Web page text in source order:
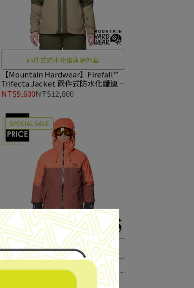
兩件式防水化纖連帽外套
【Mountain Hardwear】Firefall™
Trifecta Jacket 兩件式防水化纖連帽
外套 女款 深松綠/滑坡青 #2134751
NT$9,600NT$12,800
SPECIAL SALE
兩件式防水化纖連帽外套
【Mountain Hardwear】Firefall™
Trifecta Jacket 兩件式防水化纖連帽
外套 男款 波本褐/樣貌紅 #2134711